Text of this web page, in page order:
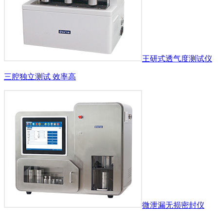
王研式透气度测试仪
三腔独立测试 效率高
微泄漏无损密封仪